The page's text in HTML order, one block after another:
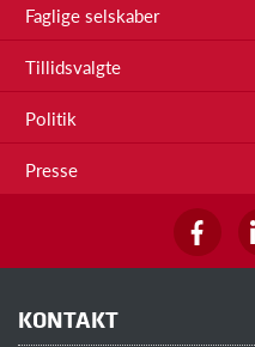
Faglige selskaber
Tillidsvalgte
Politik
Presse
KONTAKT